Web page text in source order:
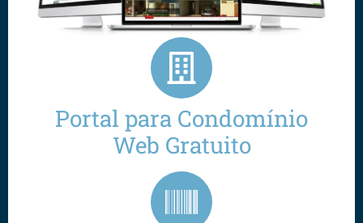
Portal para Condomínio
Web Gratuito